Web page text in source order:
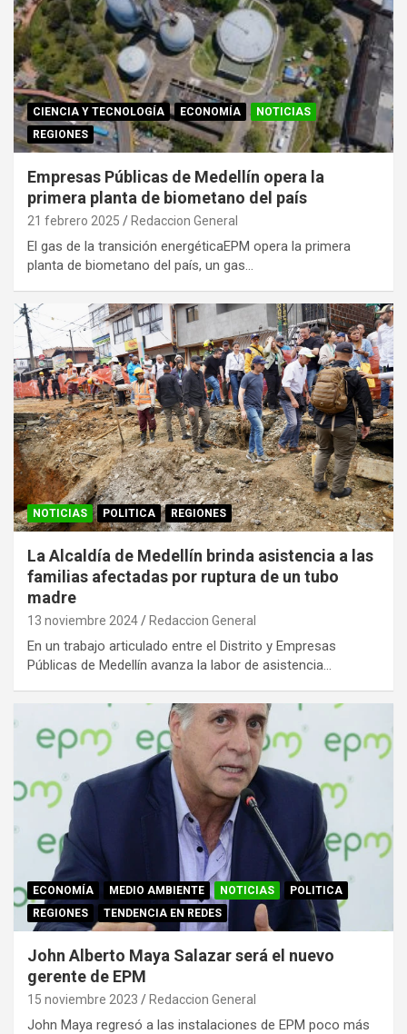
CIENCIA Y TECNOLOGÍA ECONOMÍA
NOTICIAS
REGIONES
Empresas Públicas de Medellín opera la
primera planta de biometano del país
21 febrero 2025 Redaccion General
El gas de la transición energéticaEPM opera la primera
planta de biometano del país, un gas…
NOTICIAS POLITICA REGIONES
La Alcaldía de Medellín brinda asistencia a las
familias afectadas por ruptura de un tubo
madre
13 noviembre 2024 Redaccion General
En un trabajo articulado entre el Distrito y Empresas
Públicas de Medellín avanza la labor de asistencia…
ECONOMÍA MEDIO AMBIENTE NOTICIAS
POLITICA
REGIONES
TENDENCIA EN REDES
John Alberto Maya Salazar será el nuevo
gerente de EPM
15 noviembre 2023 Redaccion General
John Maya regresó a las instalaciones de EPM poco más